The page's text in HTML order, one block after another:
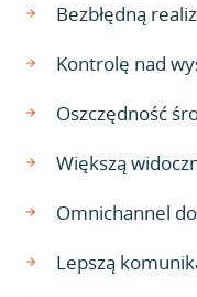
Bezbłędną
Kontrolę nad
Oszczędność
Większą
Omnichannel
Lepszą